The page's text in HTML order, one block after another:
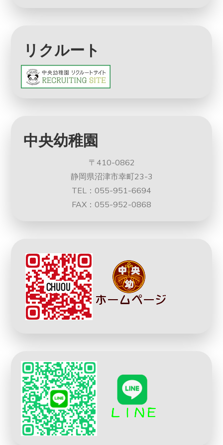
リクルート
中央幼稚園
〒410-0862
静岡県沼津市幸町23-3
TEL：055-951-6694
FAX：055-952-0868